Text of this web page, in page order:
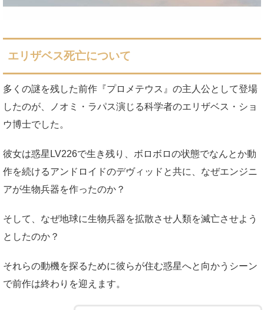
エリザベス死亡について
多くの謎を残した前作『プロメテウス』の主人公として登場
したのが、ノオミ・ラパス演じる科学者のエリザベス・ショ
ウ博士でした。
彼女は惑星LV226で生き残り、ボロボロの状態でなんとか動
作を続けるアンドロイドのデヴィッドと共に、なぜエンジニ
アが生物兵器を作ったのか？
そして、なぜ地球に生物兵器を拡散させ人類を滅亡させよう
としたのか？
それらの動機を探るために彼らが住む惑星へと向かうシーン
で前作は終わりを迎えます。